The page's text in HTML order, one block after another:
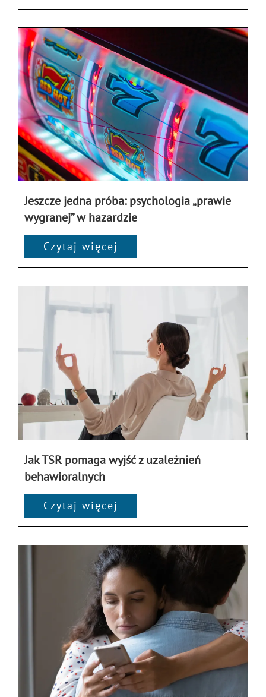
Jeszcze jedna próba: psychologia „prawie
wygranej” w hazardzie
Czytaj więcej
Jak TSR pomaga wyjść z uzależnień
behawioralnych
Czytaj więcej